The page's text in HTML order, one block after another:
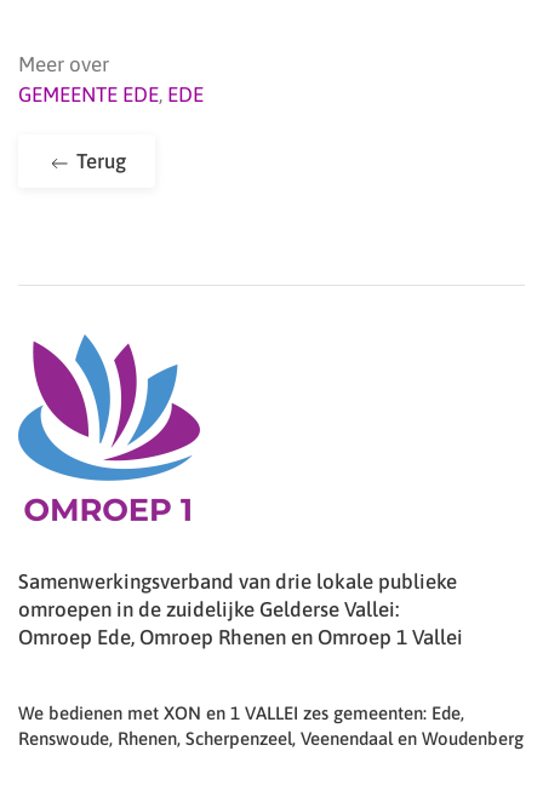
Meer over
GEMEENTE EDE, EDE
Terug
Samenwerkingsverband van drie lokale publieke
omroepen in de zuidelijke Gelderse Vallei:
Omroep Ede, Omroep Rhenen en Omroep 1 Vallei
We bedienen met XON en 1 VALLEI zes gemeenten: Ede,
Renswoude, Rhenen, Scherpenzeel, Veenendaal en Woudenberg